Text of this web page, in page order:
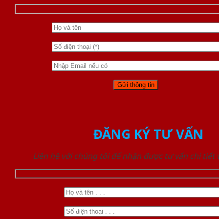
ĐĂNG KÝ TƯ VẤN
Liên hệ với chúng tôi để nhận được tư vấn chi tiết